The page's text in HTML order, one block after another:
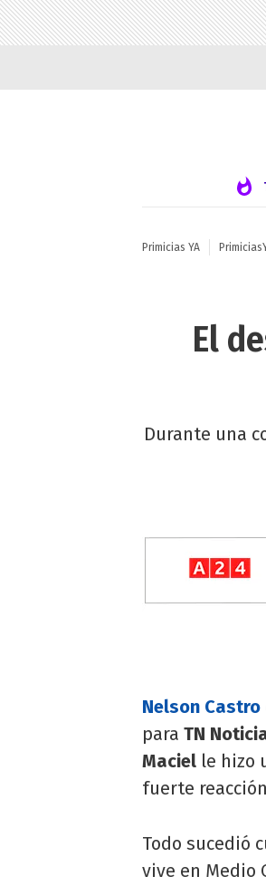
Primicias YA
El
Durante una
Nelson Castro
para TN
Maciel le hizo
fuerte
Todo sucedió
vive en Medio